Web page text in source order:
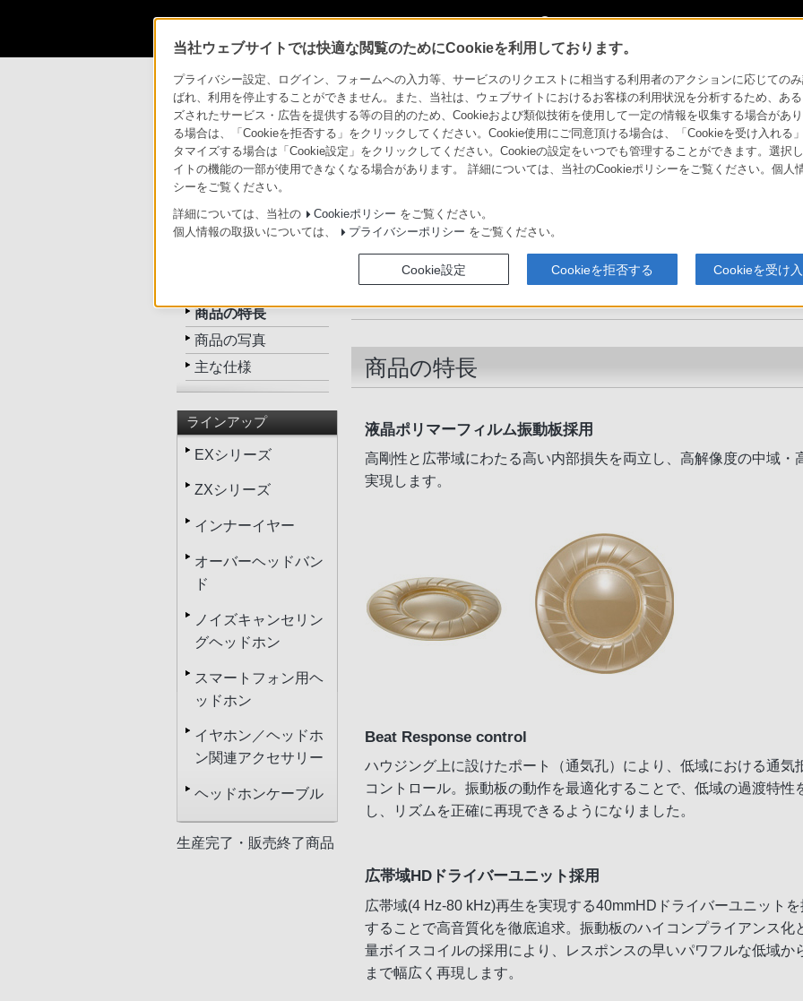
商品情報・ストア ヘッドホン MDR-1R 特長
ヘッドホン 製品のアクセシビリティ 法人のお客様
トップ
商品の特長
商品の写真
主な仕様
ラインアップ
EXシリーズ
ZXシリーズ
インナーイヤー
オーバーヘッドバン
ド
ノイズキャンセリン
グヘッドホン
スマートフォン用ヘ
ッドホン
イヤホン／ヘッドホ
ン関連アクセサリー
ヘッドホンケーブル
生産完了・販売終了商品
ステレオヘッドホン
MDR-1R
商品の特長
液晶ポリマーフィルム振動板採用
高剛性と広帯域にわたる高い内部損失を両立し、高解像度の中域・
実現します。
Beat Response control
ハウジング上に設けたポート（通気孔）により、低域における通気
コントロール。振動板の動作を最適化することで、低域の過渡特性
し、リズムを正確に再現できるようになりました。
広帯域HDドライバーユニット採用
広帯域(4 Hz-80 kHz)再生を実現する40mmHDドライバーユニット
することで高音質化を徹底追求。振動板のハイコンプライアンス化
量ボイスコイルの採用により、レスポンスの早いパワフルな低域か
まで幅広く再現します。
当社ウェブサイトでは快適な閲覧のためにCookieを利用しております。
プライバシー設定、ログイン、フォームへの入力等、サービスのリクエストに相当する利用者のアクションに応じての
ばれ、利用を停止することができません。また、当社は、ウェブサイトにおけるお客様の利用状況を分析するため、あ
ズされたサービス・広告を提供する等の目的のため、Cookieおよび類似技術を使用して一定の情報を収集する場合があ
る場合は、「Cookieを拒否する」をクリックしてください。Cookie使用にご同意頂ける場合は、「Cookieを受け入れる
タマイズする場合は「Cookie設定」をクリックしてください。Cookieの設定をいつでも管理することができます。選択
イトの機能の一部が使用できなくなる場合があります。 詳細については、当社のCookieポリシーをご覧ください。個人
シーをご覧ください。
詳細については、当社の Cookieポリシー をご覧ください。
個人情報の取扱いについては、
プライバシーポリシー をご覧ください。
Cookie設定 Cookieを拒否する Cookieを受け